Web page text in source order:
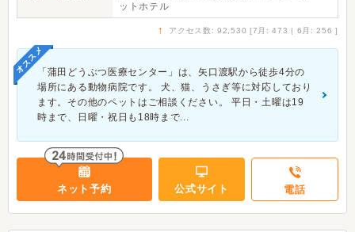
ットホテル
↑ アクセス数: 92,530 [7月: 473 | 6月: 256 ]
オススメ「蒲田どうぶつ医療センター」は、矢口渡駅から徒歩4分の
場所にある動物病院です。 犬、猫、うさぎ等に対応しており
ます。その他のペットはご相談ください。 平日・土曜は19
時まで、日曜・祝日も18時まで...
ネット予約 公式サイト 電話